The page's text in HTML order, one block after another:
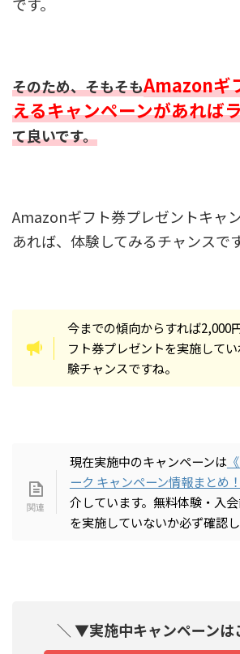
そのため、そもそもAmazonギ
えるキャンペーンがあれば
て良いです。
Amazonギフト券プレゼントキャ
あれば、体験してみるチャンスで
今までの傾向からすれば2,000
フト券プレゼントを実施して
験チャンスですね。
現在実施中のキャンペーンは
ーク キャンペーン情報まと
介しています。無料体験・入
を実施していないか必ず確認し
＼ ▼実施中キャンペーン